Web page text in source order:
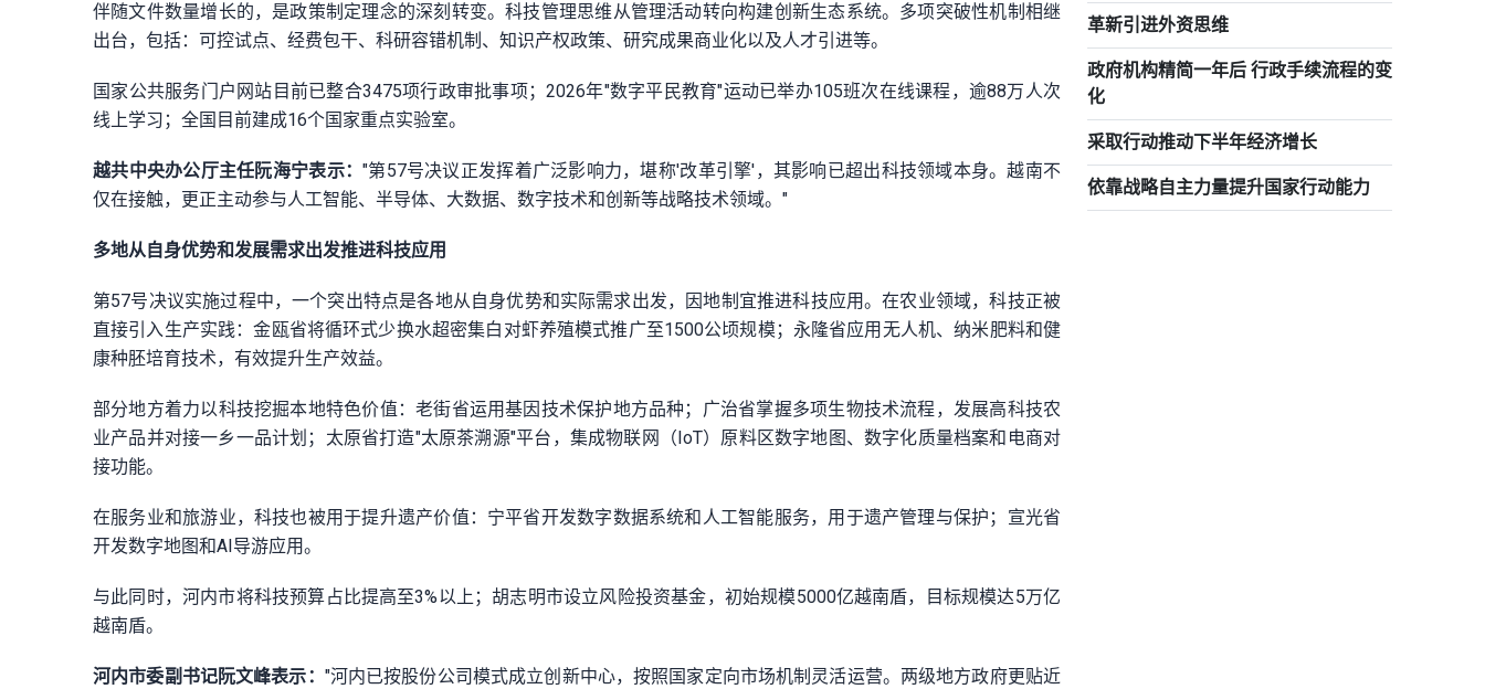
伴随文件数量增长的，是政策制定理念的深刻转变。科技管理思维从管理活动转向构建创新生态系统。多项突破性机制相继
出台，包括：可控试点、经费包干、科研容错机制、知识产权政策、研究成果商业化以及人才引进等。
国家公共服务门户网站目前已整合3475项行政审批事项；2026年"数字平民教育"运动已举办105班次在线课程，逾88万人次
线上学习；全国目前建成16个国家重点实验室。
越共中央办公厅主任阮海宁表示："第57号决议正发挥着广泛影响力，堪称'改革引擎'，其影响已超出科技领域本身。越南不
仅在接触，更正主动参与人工智能、半导体、大数据、数字技术和创新等战略技术领域。"
多地从自身优势和发展需求出发推进科技应用
第57号决议实施过程中，一个突出特点是各地从自身优势和实际需求出发，因地制宜推进科技应用。在农业领域，科技正被
直接引入生产实践：金瓯省将循环式少换水超密集白对虾养殖模式推广至1500公顷规模；永隆省应用无人机、纳米肥料和健
康种胚培育技术，有效提升生产效益。
部分地方着力以科技挖掘本地特色价值：老街省运用基因技术保护地方品种；广治省掌握多项生物技术流程，发展高科技农
业产品并对接一乡一品计划；太原省打造"太原茶溯源"平台，集成物联网（IoT）原料区数字地图、数字化质量档案和电商对
接功能。
在服务业和旅游业，科技也被用于提升遗产价值：宁平省开发数字数据系统和人工智能服务，用于遗产管理与保护；宣光省
开发数字地图和AI导游应用。
与此同时，河内市将科技预算占比提高至3%以上；胡志明市设立风险投资基金，初始规模5000亿越南盾，目标规模达5万亿
越南盾。
河内市委副书记阮文峰表示： "河内已按股份公司模式成立创新中心，按照国家定向市场机制灵活运营。两级地方政府更贴近
革新引进外资思维
政府机构精简一年后 行政手续流程的变
化
采取行动推动下半年经济增长
依靠战略自主力量提升国家行动能力